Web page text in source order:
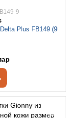
9
Plus FB149 (9